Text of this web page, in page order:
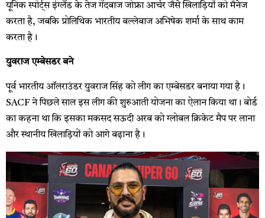
यूनिक स्पोर्ट्स इंग्लैंड के तेज गेंदबाज जोफ्रा आर्चर जैसे खिलाड़ियों को मैनेज
करता है, जबकि प्रोलिथिक भारतीय बल्लेबाज अभिषेक शर्मा के साथ काम
करता है।
युवराज एम्बेसडर बने
पूर्व भारतीय ऑलराउंडर युवराज सिंह को लीग का एम्बेसडर बनाया गया है।
SACF ने पिछले साल इस लीग की शुरुआती योजना का ऐलान किया था। बोर्ड
का कहना था कि इसका मकसद सऊदी अरब को ग्लोबल क्रिकेट मैप पर लाना
और स्थानीय खिलाड़ियों को आगे बढ़ाना है।